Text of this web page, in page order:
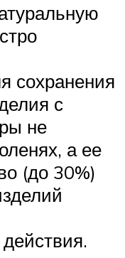
сохранения
с
не
а ее
(до 30%)